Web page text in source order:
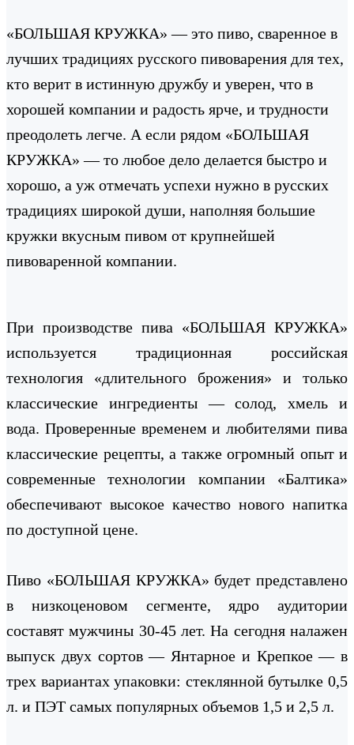
«БОЛЬШАЯ КРУЖКА» — это пиво, сваренное в
лучших традициях русского пивоварения для тех,
кто верит в истинную дружбу и уверен, что в
хорошей компании и радость ярче, и трудности
преодолеть легче. А если рядом «БОЛЬШАЯ
КРУЖКА» — то любое дело делается быстро и
хорошо, а уж отмечать успехи нужно в русских
традициях широкой души, наполняя большие
кружки вкусным пивом от крупнейшей
пивоваренной компании.
При производстве пива «БОЛЬШАЯ КРУЖКА»
используется традиционная российская
технология «длительного брожения» и только
классические ингредиенты — солод, хмель и
вода. Проверенные временем и любителями пива
классические рецепты, а также огромный опыт и
современные технологии компании «Балтика»
обеспечивают высокое качество нового напитка
по доступной цене.
Пиво «БОЛЬШАЯ КРУЖКА» будет представлено
в низкоценовом сегменте, ядро аудитории
составят мужчины 30-45 лет. На сегодня налажен
выпуск двух сортов — Янтарное и Крепкое — в
трех вариантах упаковки: стеклянной бутылке 0,5
л. и ПЭТ самых популярных объемов 1,5 и 2,5 л.